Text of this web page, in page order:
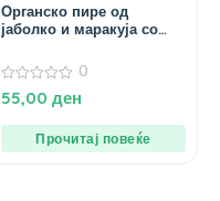
Органско пире од
јаболко и маракуја со
90 гр.
0
од
0
55,00 ден
Прочитај повеќе